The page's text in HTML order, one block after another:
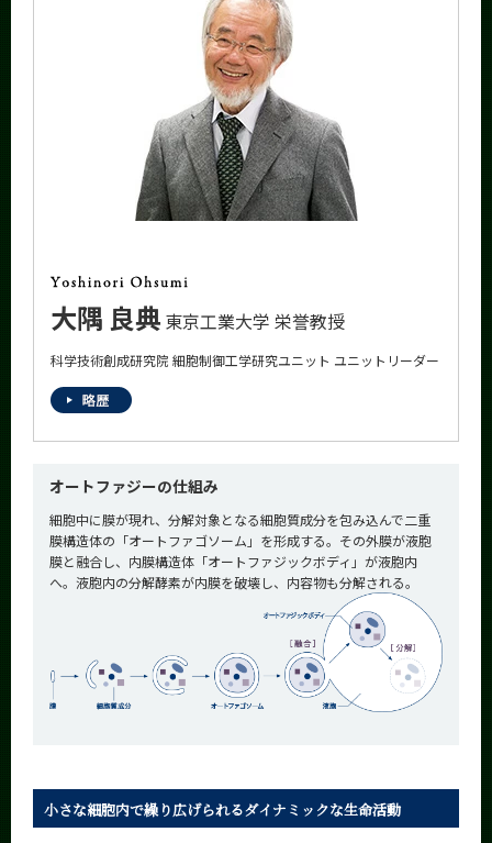
大隅 良典 東京工業大学 栄誉教授
科学技術創成研究院 細胞制御工学研究ユニット ユニットリーダー
オートファジーの仕組み
細胞中に膜が現れ、分解対象となる細胞質成分を包み込んで二重
膜構造体の「オートファゴソーム」を形成する。その外膜が液胞
膜と融合し、内膜構造体「オートファジックボディ」が液胞内
へ。液胞内の分解酵素が内膜を破壊し、内容物も分解される。
小さな細胞内で繰り広げられるダイナミックな生命活動